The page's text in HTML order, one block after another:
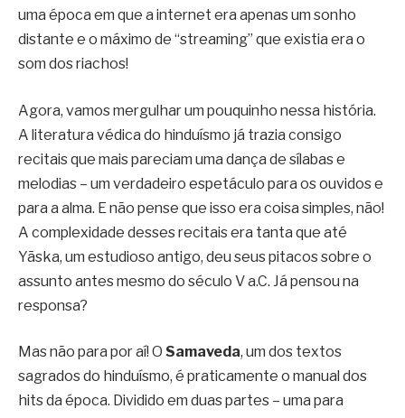
uma época em que a internet era apenas um sonho
distante e o máximo de “streaming” que existia era o
som dos riachos!
Agora, vamos mergulhar um pouquinho nessa história.
A literatura védica do hinduísmo já trazia consigo
recitais que mais pareciam uma dança de sílabas e
melodias – um verdadeiro espetáculo para os ouvidos e
para a alma. E não pense que isso era coisa simples, não!
A complexidade desses recitais era tanta que até
Yāska, um estudioso antigo, deu seus pitacos sobre o
assunto antes mesmo do século V a.C. Já pensou na
responsa?
Mas não para por aí! O Samaveda, um dos textos
sagrados do hinduísmo, é praticamente o manual dos
hits da época. Dividido em duas partes – uma para